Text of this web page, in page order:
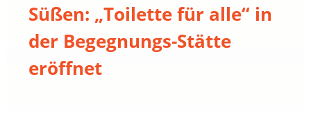
Süßen: „Toilette für alle“ in
der Begegnungs-Stätte
eröffnet